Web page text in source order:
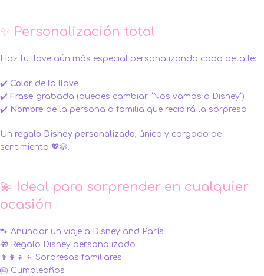
✨ Personalización total
Haz tu llave aún más especial personalizando cada detalle:
✔️ Color de la llave
✔️ Frase grabada (puedes cambiar “Nos vamos a Disney”)
✔️ Nombre de la persona o familia que recibirá la sorpresa
Un regalo Disney personalizado, único y cargado de
sentimiento 💖🐶.
💫 Ideal para sorprender en cualquier
ocasión
🐾 Anunciar un viaje a Disneyland París
🎁 Regalo Disney personalizado
👨‍👩‍👧‍👦 Sorpresas familiares
🎂 Cumpleaños